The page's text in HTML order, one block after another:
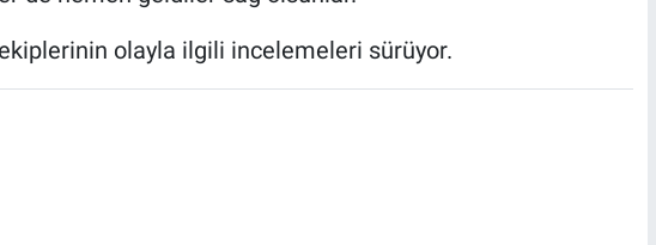
olayla ilgili incelemeleri sürüyor.